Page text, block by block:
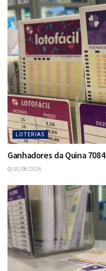
LOTERIAS
Ganhadores da Quina 7084
05/08/2026